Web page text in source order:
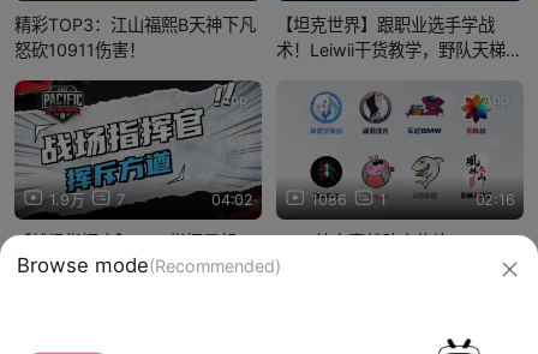
精彩TOP3：江山福熙B天神下凡
怒砍10911伤害！
【坦克世界】跟职业选手学战
术！Leiwii干货教学，野队天梯直
1.9万 7 04:02
App
【战场指挥官】OBG指挥暴怒，
28滴血险被翻盘！
1086 1 02:16
App
WCL外卡赛战队宣传片